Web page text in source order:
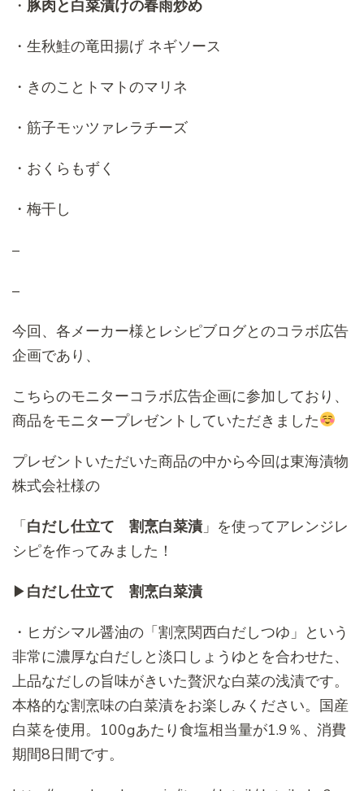
・ 豚肉と白菜漬けの春雨炒め
・生秋鮭の竜田揚げ ネギソース
・きのことトマトのマリネ
・筋子モッツァレラチーズ
・おくらもずく
・梅干し
–
–
今回、各メーカー様とレシピブログとのコラボ広告
企画であり、
こちらのモニターコラボ広告企画に参加しており、
商品をモニタープレゼントしていただきました
プレゼントいただいた商品の中から今回は東海漬物
株式会社様の
「白だし仕立て 割烹白菜漬」を使ってアレンジレ
シピを作ってみました！
▶︎白だし仕立て 割烹白菜漬
・ヒガシマル醤油の「割烹関西白だしつゆ」という
非常に濃厚な白だしと淡口しょうゆとを合わせた、
上品なだしの旨味がきいた贅沢な白菜の浅漬です。
本格的な割烹味の白菜漬をお楽しみください。国産
白菜を使用。100gあたり食塩相当量が1.9％、消費
期間8日間です。